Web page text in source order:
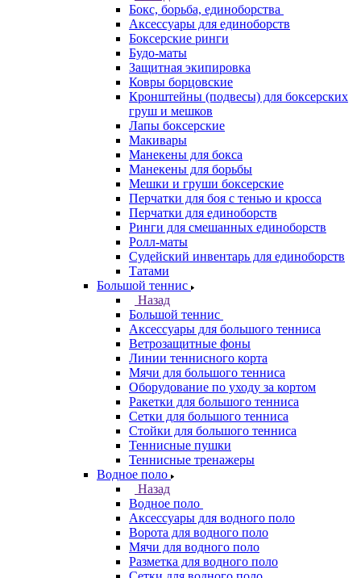
Бокс, борьба, единоборства
Аксессуары для единоборств
Боксерские ринги
Будо-маты
Защитная экипировка
Ковры борцовские
Кронштейны (подвесы) для боксерских
груш и мешков
Лапы боксерские
Макивары
Манекены для бокса
Манекены для борьбы
Мешки и груши боксерские
Перчатки для боя с тенью и кросса
Перчатки для единоборств
Ринги для смешанных единоборств
Ролл-маты
Судейский инвентарь для единоборств
Татами
Большой теннис
Назад
Большой теннис
Аксессуары для большого тенниса
Ветрозащитные фоны
Линии теннисного корта
Мячи для большого тенниса
Оборудование по уходу за кортом
Ракетки для большого тенниса
Сетки для большого тенниса
Стойки для большого тенниса
Теннисные пушки
Теннисные тренажеры
Водное поло
Назад
Водное поло
Аксессуары для водного поло
Ворота для водного поло
Мячи для водного поло
Разметка для водного поло